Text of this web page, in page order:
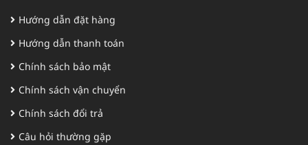
Hướng dẫn đặt hàng
Hướng dẫn thanh toán
Chính sách bảo mật
Chính sách vận chuyển
Chính sách đổi trả
Câu hỏi thường gặp